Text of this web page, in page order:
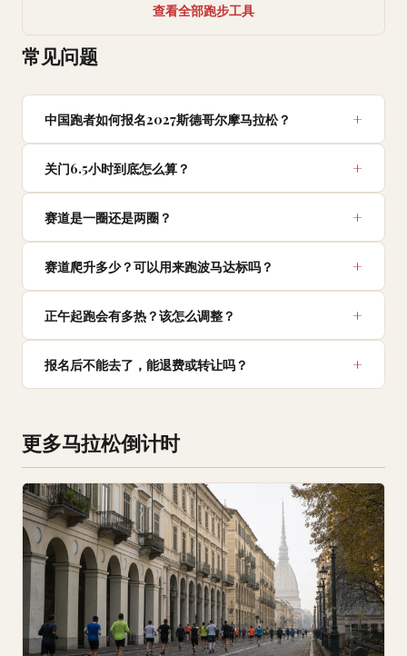
查看全部跑步工具
常见问题
中国跑者如何报名2027斯德哥尔摩马拉松？
关门6.5小时到底怎么算？
赛道是一圈还是两圈？
赛道爬升多少？可以用来跑波马达标吗？
正午起跑会有多热？该怎么调整？
报名后不能去了，能退费或转让吗？
更多马拉松倒计时